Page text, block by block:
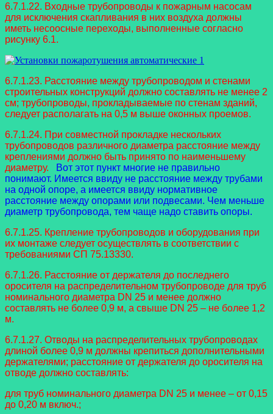
6.7.1.22. Входные трубопроводы к пожарным насосам
для исключения скапливания в них воздуха должны
иметь несоосные переходы, выполненные согласно
рисунку 6.1.
6.7.1.23. Расстояние между трубопроводом и стенами
строительных конструкций должно составлять не менее 2
см; трубопроводы, прокладываемые по стенам зданий,
следует располагать на 0,5 м выше оконных проемов.
6.7.1.24. При совместной прокладке нескольких
трубопроводов различного диаметра расстояние между
креплениями должно быть принято по наименьшему
диаметру.
Вот этот пункт многие не правильно
понимают. Имеется ввиду не расстояние между трубами
на одной опоре, а имеется ввиду нормативное
расстояние между опорами или подвесами. Чем меньше
диаметр трубопровода, тем чаще надо ставить опоры.
6.7.1.25. Крепление трубопроводов и оборудования при
их монтаже следует осуществлять в соответствии с
требованиями СП 75.13330.
6.7.1.26. Расстояние от держателя до последнего
оросителя на распределительном трубопроводе для труб
номинального диаметра DN 25 и менее должно
составлять не более 0,9 м, а свыше DN 25 – не более 1,2
м.
6.7.1.27. Отводы на распределительных трубопроводах
длиной более 0,9 м должны крепиться дополнительными
держателями; расстояние от держателя до оросителя на
отводе должно составлять:
для труб номинального диаметра DN 25 и менее – от 0,15
до 0,20 м включ.;